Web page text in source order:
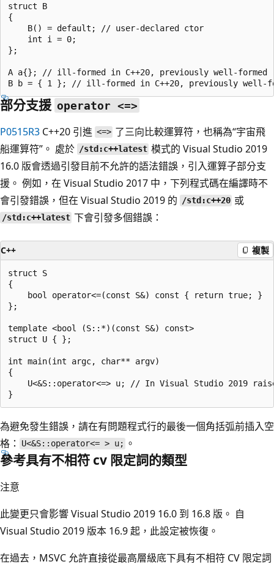
struct B
{
    B() = default; // user-declared ctor
    int i = 0;
};
A a{}; // ill-formed in C++20, previously well-formed
部分支援 operator <=>
P0515R3 C++20 引進 <=> 了三向比較運算符，也稱為“宇宙飛
船運算符”。 處於 /std:c++latest 模式的 Visual Studio 2019
16.0 版會透過引發目前不允許的語法錯誤，引入運算子部分支
援。 例如，在 Visual Studio 2017 中，下列程式碼在編譯時不
會引發錯誤，但在 Visual Studio 2019 的 /std:c++20 或
/std:c++latest 下會引發多個錯誤：
C++ 複製
struct S
{
    bool operator<=(const S&) const { return true; }
};
template <bool (S::*)(const S&) const>
struct U { };
int main(int argc, char** argv)
{
U<&S::operator<=> u; // In Visual Studio 2019
為避免發生錯誤，請在有問題程式行的最後一個角括弧前插入空
格：
U<&S::operator<= > u; 。
參考具有不相符 cv 限定詞的類型
注意
此變更只會影響 Visual Studio 2019 16.0 到 16.8 版。 自
Visual Studio 2019 版本 16.9 起，此設定被恢復。
在過去，MSVC 允許直接從最高層級底下具有不相符 CV 限定詞